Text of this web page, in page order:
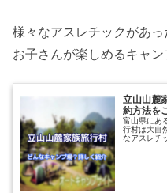
様々なアスレチックがあ
お子さんが楽しめるキャン
立山山麓
約方法を
富山県にあ
行村は大自
なアスレチ